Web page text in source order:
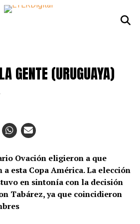
GENTE (URUGUAYA)
Ovación eligieron a que
esta Copa América. La elección
en sintonía con la decisión
Tabárez, ya que coincidieron